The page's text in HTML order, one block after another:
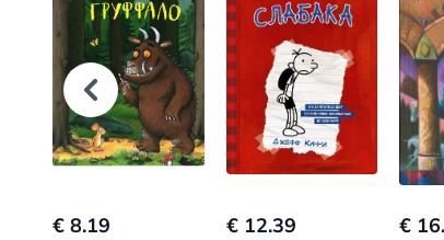
€ 8.19 € 12.39 €